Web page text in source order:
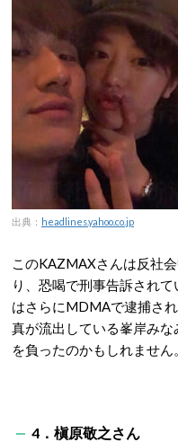
出典： headlines.yahoo.co.jp
このKAZMAXさんは反社
り、恐喝で刑事告訴され
はさらにMDMAで逮捕さ
真が流出している峯岸み
を負ったのかもしれません。
4．槇原敬之さん